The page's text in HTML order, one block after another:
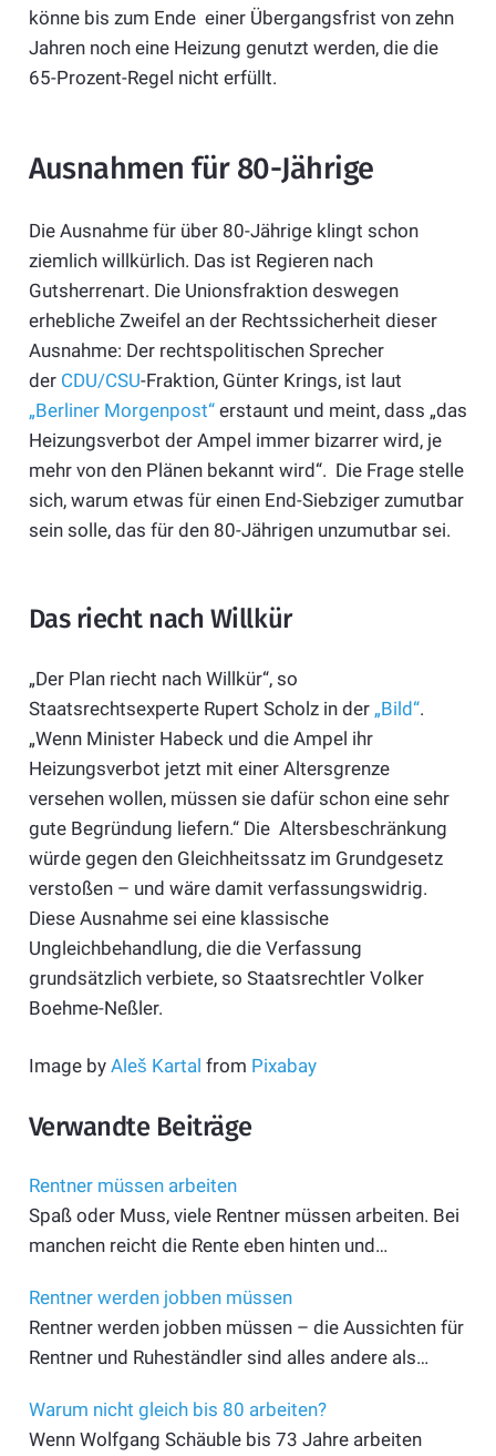
könne bis zum Ende einer Übergangsfrist von zehn
Jahren noch eine Heizung genutzt werden, die die
65-Prozent-Regel nicht erfüllt.
Ausnahmen für 80-Jährige
Die Ausnahme für über 80-Jährige klingt schon
ziemlich willkürlich. Das ist Regieren nach
Gutsherrenart. Die Unionsfraktion deswegen
erhebliche Zweifel an der Rechtssicherheit dieser
Ausnahme: Der rechtspolitischen Sprecher
der CDU/CSU-Fraktion, Günter Krings, ist laut
„Berliner Morgenpost“erstaunt und meint, dass „das
Heizungsverbot der Ampel immer bizarrer wird, je
mehr von den Plänen bekannt wird“. Die Frage stelle
sich, warum etwas für einen End-Siebziger zumutbar
sein solle, das für den 80-Jährigen unzumutbar sei.
Das riecht nach Willkür
„Der Plan riecht nach Willkür“, so
Staatsrechtsexperte Rupert Scholz in der „Bild“.
„Wenn Minister Habeck und die Ampel ihr
Heizungsverbot jetzt mit einer Altersgrenze
versehen wollen, müssen sie dafür schon eine sehr
gute Begründung liefern.“ Die Altersbeschränkung
würde gegen den Gleichheitssatz im Grundgesetz
verstoßen – und wäre damit verfassungswidrig.
Diese Ausnahme sei eine klassische
Ungleichbehandlung, die die Verfassung
grundsätzlich verbiete, so Staatsrechtler Volker
Boehme-Neßler.
Image by Aleš Kartal from Pixabay
Verwandte Beiträge
Rentner müssen arbeiten
Spaß oder Muss, viele Rentner müssen arbeiten. Bei
manchen reicht die Rente eben hinten und…
Rentner werden jobben müssen
Rentner werden jobben müssen – die Aussichten für
Rentner und Ruheständler sind alles andere als…
Warum nicht gleich bis 80 arbeiten?
Wenn Wolfgang Schäuble bis 73 Jahre arbeiten